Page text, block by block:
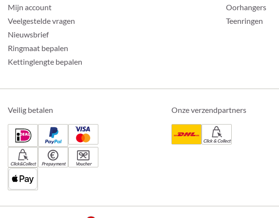
Mijn account
Veelgestelde vragen
Nieuwsbrief
Ringmaat bepalen
Kettinglengte bepalen
Oorhangers
Teenringen
Veilig betalen
Click&Collect Prepayment Voucher
Onze verzendpartners
Click & Collect